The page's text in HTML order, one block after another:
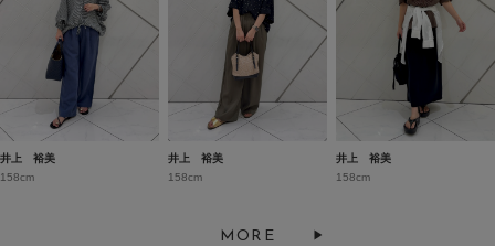
井上 裕美
158cm
井上 裕美
158cm
井上 裕美
158cm
MORE